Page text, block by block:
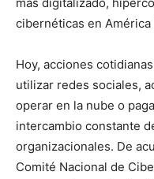
cibernéticas en América
Hoy, acciones
utilizar redes sociales,
operar en la nube o
intercambio constante
organizacionales. De
Comité Nacional de